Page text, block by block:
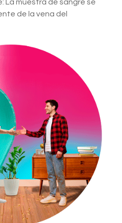
La muestra de sangre se
de la vena del